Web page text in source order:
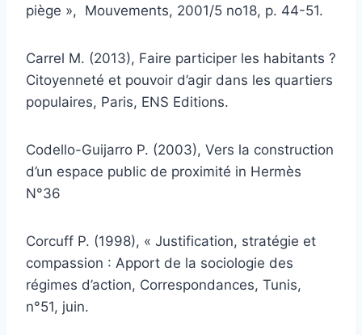
piège », Mouvements, 2001/5 no18, p. 44-51.
Carrel M. (2013), Faire participer les habitants ?
Citoyenneté et pouvoir d’agir dans les quartiers
populaires, Paris, ENS Editions.
Codello-Guijarro P. (2003), Vers la construction
d’un espace public de proximité in Hermès
N°36
Corcuff P. (1998), « Justification, stratégie et
compassion : Apport de la sociologie des
régimes d’action, Correspondances, Tunis,
n°51, juin.